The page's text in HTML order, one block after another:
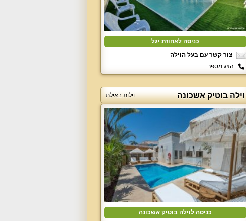
כניסה לאחוזת יגל
צור קשר עם בעל הוילה
הצג מספר
וילה בוטיק אשכונה וילות באילת
כניסה לוילה בוטיק אשכונה